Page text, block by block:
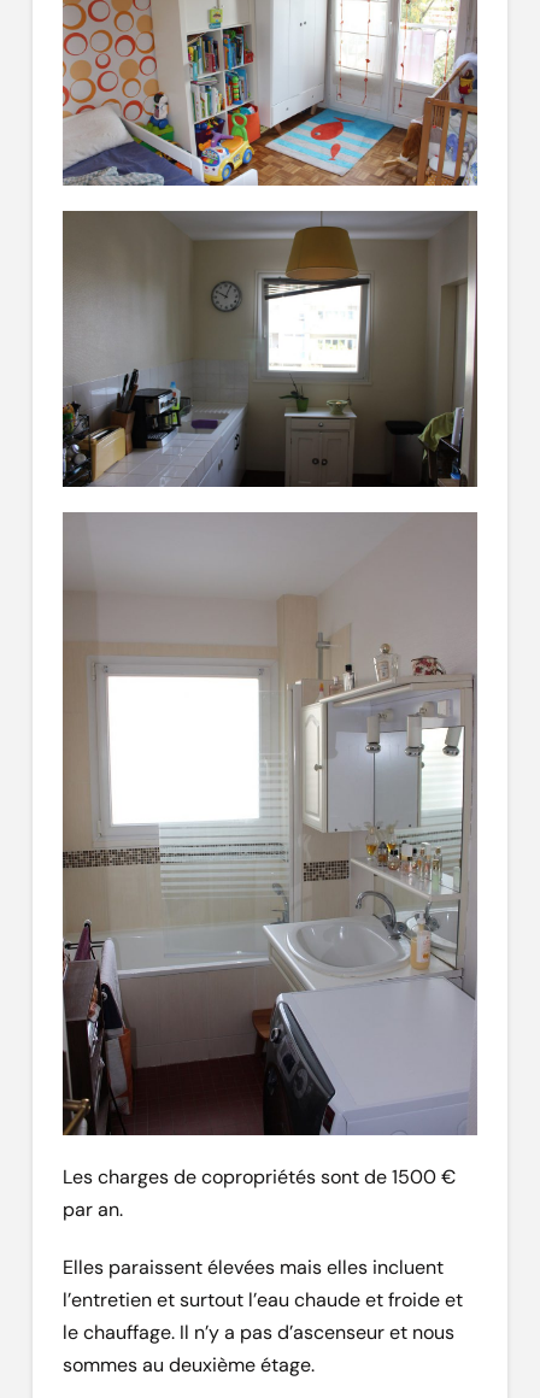
Les charges de copropriétés sont de 1500 €
par an.
Elles paraissent élevées mais elles incluent
l’entretien et surtout l’eau chaude et froide et
le chauffage. Il n’y a pas d’ascenseur et nous
sommes au deuxième étage.